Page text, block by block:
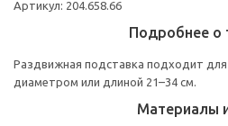
Артикул: 204.658.66
Подробнее о
Раздвижная подставка подходит
диаметром или длиной 21–34 см.
Материалы